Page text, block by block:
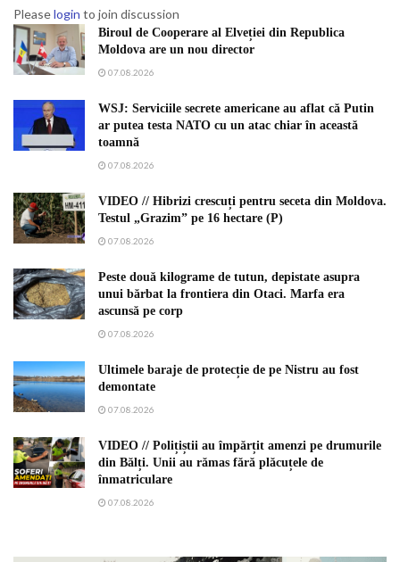
Pleaselogin to join discussion
Biroul de Cooperare al Elveției din Republica
Moldova are un nou director
07.08.2026
WSJ: Serviciile secrete americane au aflat că Putin
ar putea testa NATO cu un atac chiar în această
toamnă
07.08.2026
VIDEO // Hibrizi crescuți pentru seceta din Moldova.
Testul „Grazim” pe 16 hectare (P)
07.08.2026
Peste două kilograme de tutun, depistate asupra
unui bărbat la frontiera din Otaci. Marfa era
ascunsă pe corp
07.08.2026
Ultimele baraje de protecție de pe Nistru au fost
demontate
07.08.2026
VIDEO // Polițiștii au împărțit amenzi pe drumurile
din Bălți. Unii au rămas fără plăcuțele de
înmatriculare
07.08.2026